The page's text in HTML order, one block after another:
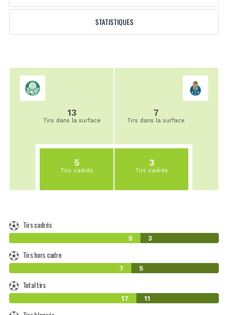
STATISTIQUES
13
Tirs dans la surface
5
Tirs cadrés
7
Tirs dans la surface
3
Tirs cadrés
Tirs cadrés
5 3
Tirs hors cadre
7 5
Total tirs
17 11